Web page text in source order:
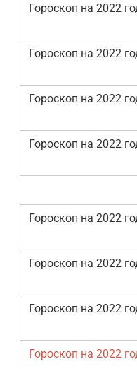
Гороскоп на 2022
Гороскоп на 2022
Гороскоп на 2022
Гороскоп на 2022
Гороскоп на 2022
Гороскоп на 2022
Гороскоп на 2022
Гороскоп на 2022